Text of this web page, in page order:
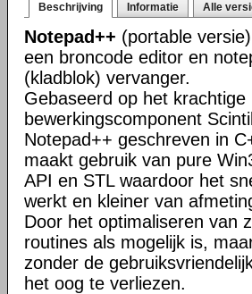
Beschrijving Informatie Alle
Notepad++ (portable
een broncode editor en
(kladblok) vervanger.
Gebaseerd op het krachtige
bewerkingscomponent
Notepad++ geschreven in
maakt gebruik van pure
API en STL waardoor het
werkt en kleiner van
Door het optimaliseren van
routines als mogelijk is,
zonder de
het oog te verliezen.